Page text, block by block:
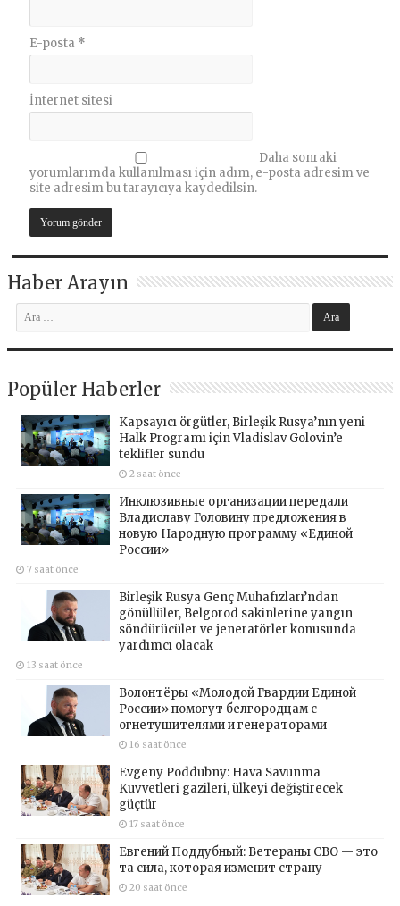
E-posta *
İnternet sitesi
Daha sonraki
yorumlarımda kullanılması için adım, e-posta adresim ve
site adresim bu tarayıcıya kaydedilsin.
Haber Arayın
Popüler Haberler
Kapsayıcı örgütler, Birleşik Rusya’nın yeni
Halk Programı için Vladislav Golovin’e
teklifler sundu
2 saat önce
Инклюзивные организации передали
Владиславу Головину предложения в
новую Народную программу «Единой
России»
7 saat önce
Birleşik Rusya Genç Muhafızları’ndan
gönüllüler, Belgorod sakinlerine yangın
söndürücüler ve jeneratörler konusunda
yardımcı olacak
13 saat önce
Волонтёры «Молодой Гвардии Единой
России» помогут белгородцам с
огнетушителями и генераторами
16 saat önce
Evgeny Poddubny: Hava Savunma
Kuvvetleri gazileri, ülkeyi değiştirecek
güçtür
17 saat önce
Евгений Поддубный: Ветераны СВО — это
та сила, которая изменит страну
20 saat önce